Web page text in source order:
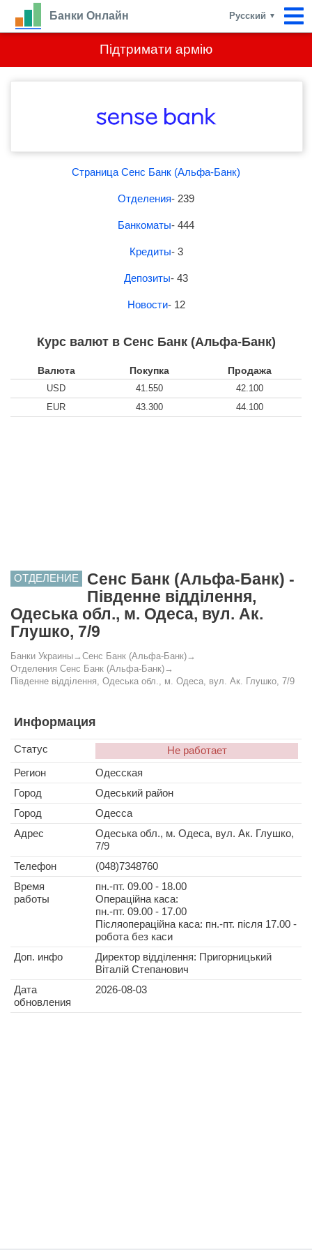
Підтримати армію
Банки Онлайн Русский ▼
Страница Сенс Банк (Альфа-Банк)
Отделения- 239
Банкоматы- 444
Кредиты- 3
Депозиты- 43
Новости- 12
Курс валют в Сенс Банк (Альфа-Банк)
Валюта Покупка Продажа
USD 41.550
42.100
EUR
43.300 44.100
ОТДЕЛЕНИЕ
Сенс Банк (Альфа-Банк) -
Південне відділення,
Одеська обл., м. Одеса, вул. Ак.
Глушко, 7/9
Банки Украины→ Сенс Банк (Альфа-Банк)→
Отделения Сенс Банк (Альфа-Банк)→
Південне відділення, Одеська обл., м. Одеса, вул. Ак. Глушко, 7/9
Информация
Статус
Не работает
Регион
Одесская
Город
Одеський район
Город
Одесса
Адрес
Одеська обл., м. Одеса, вул. Ак. Глушко,
7/9
Телефон
(048)7348760
Время
работы
пн.-пт. 09.00 - 18.00
Операційна каса:
пн.-пт. 09.00 - 17.00
Післяопераційна каса: пн.-пт. після 17.00 -
робота без каси
Доп. инфо
Директор відділення: Пригорницький
Віталій Степанович
Дата
обновления
2026-08-03